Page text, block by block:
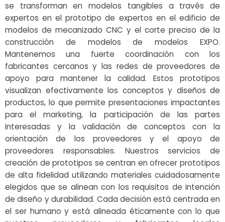
se transforman en modelos tangibles a través de
expertos en el prototipo de expertos en el edificio de
modelos de mecanizado CNC y el corte preciso de la
construcción de modelos de modelos EXPO.
Mantenemos una fuerte coordinación con los
fabricantes cercanos y las redes de proveedores de
apoyo para mantener la calidad. Estos prototipos
visualizan efectivamente los conceptos y diseños de
productos, lo que permite presentaciones impactantes
para el marketing, la participación de las partes
interesadas y la validación de conceptos con la
orientación de los proveedores y el apoyo de
proveedores responsables. Nuestros servicios de
creación de prototipos se centran en ofrecer prototipos
de alta fidelidad utilizando materiales cuidadosamente
elegidos que se alinean con los requisitos de intención
de diseño y durabilidad. Cada decisión está centrada en
el ser humano y está alineada éticamente con lo que